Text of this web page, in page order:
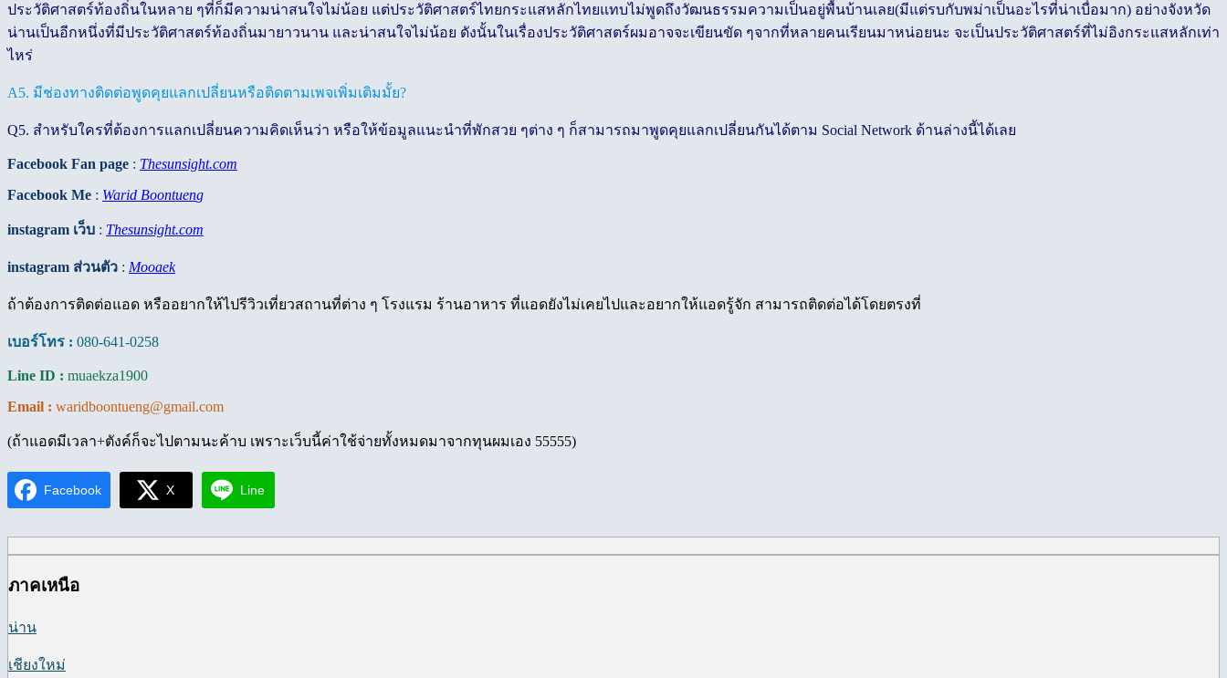
ประวัติศาสตร์ท้องถิ่นในหลาย ๆที่ก็มีความน่าสนใจไม่น้อย แต่ประวัติศาสตร์ไทยกระแสหลักไทยแทบไม่พูดถึงวัฒนธรรมความเป็นอยู่พื้นบ้านเลย(มีแต่รบกับพม่าเป็นอะไรที่น่าเบื่อมาก) อย่างจังหวัด
น่านเป็นอีกหนึ่งที่มีประวัติศาสตร์ท้องถิ่นมายาวนาน และน่าสนใจไม่น้อย ดังนั้นในเรื่องประวัติศาสตร์ผมอาจจะเขียนขัด ๆจากที่หลายคนเรียนมาหน่อยนะ จะเป็นประวัติศาสตร์ที่ไม่อิงกระแสหลักเท่า
ไหร่
A5. มีช่องทางติดต่อพูดคุยแลกเปลี่ยนหรือติดตามเพจเพิ่มเติมมั้ย?
Q5. สำหรับใครที่ต้องการแลกเปลี่ยนความคิดเห็นว่า หรือให้ข้อมูลแนะนำที่พักสวย ๆต่าง ๆ ก็สามารถมาพูดคุยแลกเปลี่ยนกันได้ตาม Social Network ด้านล่างนี้ได้เลย
Facebook Fan page : Thesunsight.com
Facebook Me : Warid Boontueng
instagram เว็บ : Thesunsight.com
instagram ส่วนตัว : Mooaek
ถ้าต้องการติดต่อแอด หรืออยากให้ไปรีวิวเที่ยวสถานที่ต่าง ๆ โรงแรม ร้านอาหาร ที่แอดยังไม่เคยไปและอยากให้แอดรู้จัก สามารถติดต่อได้โดยตรงที่
เบอร์โทร : 080-641-0258
Line ID : muaekza1900
Email : waridboontueng@gmail.com
(ถ้าแอดมีเวลา+ตังค์ก็จะไปตามนะค้าบ เพราะเว็บนี้ค่าใช้จ่ายทั้งหมดมาจากทุนผมเอง 55555)
Facebook X Line
ภาคเหนือ
น่าน
เชียงใหม่